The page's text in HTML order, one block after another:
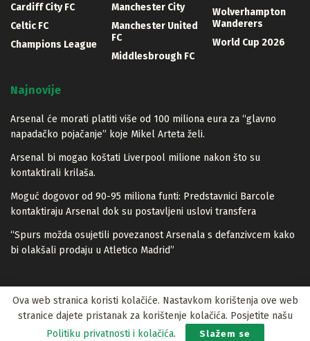
Cardiff City FC
Celtic FC
Champions League
Manchester City
Manchester United
FC
Middlesbrough FC
Wolverhampton
Wanderers
World Cup 2026
Najnovije
Arsenal će morati platiti više od 100 miliona eura za “glavno
napadačko pojačanje” koje Mikel Arteta želi.
Arsenal bi mogao koštati Liverpool milione nakon što su
kontaktirali krilaša.
Moguć dogovor od 90-95 miliona funti: Predstavnici Barcole
kontaktiraju Arsenal dok su postavljeni uslovi transfera
“Spurs možda osujetili povezanost Arsenala s defanzivcem kako
bi olakšali prodaju u Atletico Madrid”
© 2023 Lopta.net
Ova web stranica koristi kolačiće. Nastavkom korištenja ove web
stranice dajete pristanak za korištenje kolačića. Posjetite našu
Politiku privatnosti i kolačića. Slažem se